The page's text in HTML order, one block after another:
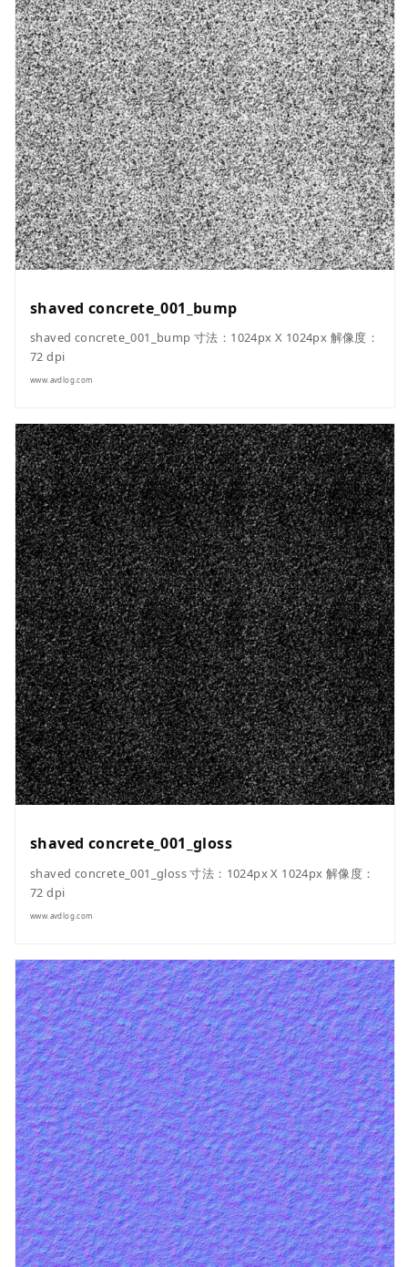
shaved concrete_001_bump
shaved concrete_001_bump 寸法：1024px X 1024px 解像度：
72 dpi
www.avdlog.com
shaved concrete_001_gloss
shaved concrete_001_gloss 寸法：1024px X 1024px 解像度：
72 dpi
www.avdlog.com